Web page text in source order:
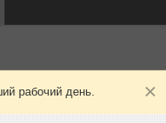
рабочий день.